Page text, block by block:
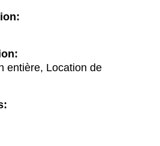
entière, Location de